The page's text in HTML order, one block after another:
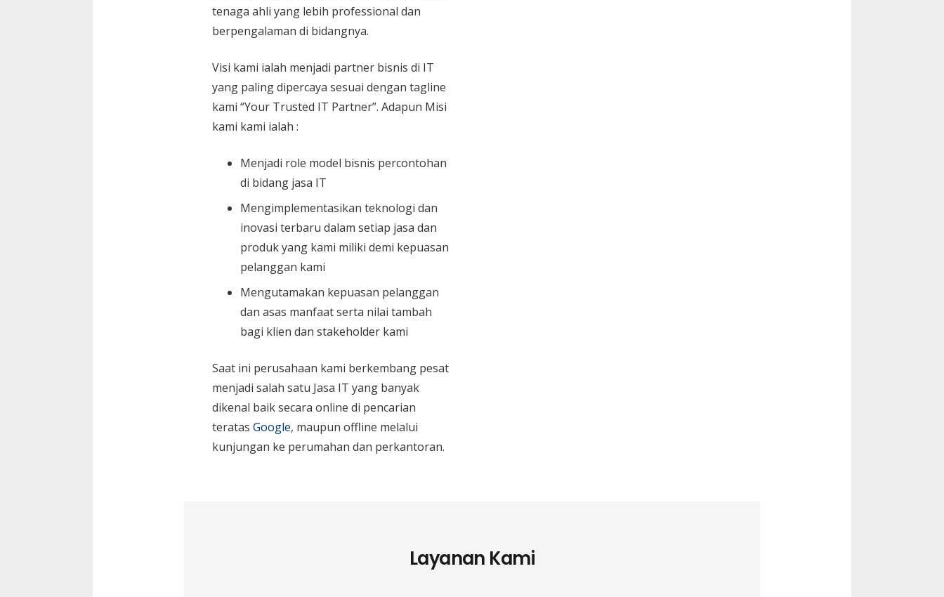
tenaga ahli yang lebih professional dan
berpengalaman di bidangnya.
Visi kami ialah menjadi partner bisnis di IT
yang paling dipercaya sesuai dengan tagline
kami “Your Trusted IT Partner”. Adapun Misi
kami kami ialah :
Menjadi role model bisnis percontohan
di bidang jasa IT
Mengimplementasikan teknologi dan
inovasi terbaru dalam setiap jasa dan
produk yang kami miliki demi kepuasan
pelanggan kami
Mengutamakan kepuasan pelanggan
dan asas manfaat serta nilai tambah
bagi klien dan stakeholder kami
Saat ini perusahaan kami berkembang pesat
menjadi salah satu Jasa IT yang banyak
dikenal baik secara online di pencarian
teratas Google, maupun offline melalui
kunjungan ke perumahan dan perkantoran.
Layanan Kami